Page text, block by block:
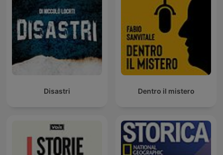
Disastri Dentro il mistero